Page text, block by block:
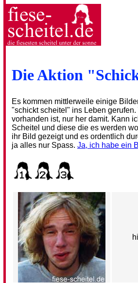
Die Aktion
Es kommen mittlerweile einige
"schickt scheitel" ins Leben
vorhanden ist, nur her damit. Kann
Scheitel und diese die es werden
ihr Bild gezeigt und es ordentlich
ja alles nur Spass. Ja, ich habe ein